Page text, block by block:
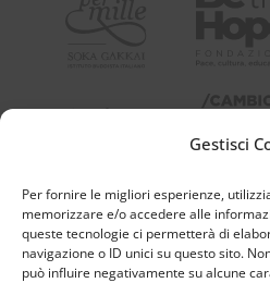
Gestisci
Per fornire le migliori esperienze,
memorizzare e/o accedere alle
queste tecnologie ci permetterà di
navigazione o ID unici su questo sito.
può influire negativamente su alcune